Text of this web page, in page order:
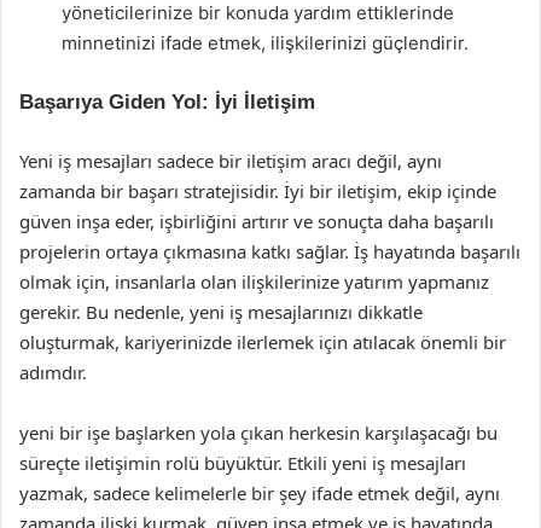
yöneticilerinize bir konuda yardım ettiklerinde
minnetinizi ifade etmek, ilişkilerinizi güçlendirir.
Başarıya Giden Yol: İyi İletişim
Yeni iş mesajları sadece bir iletişim aracı değil, aynı
zamanda bir başarı stratejisidir. İyi bir iletişim, ekip içinde
güven inşa eder, işbirliğini artırır ve sonuçta daha başarılı
projelerin ortaya çıkmasına katkı sağlar. İş hayatında başarılı
olmak için, insanlarla olan ilişkilerinize yatırım yapmanız
gerekir. Bu nedenle, yeni iş mesajlarınızı dikkatle
oluşturmak, kariyerinizde ilerlemek için atılacak önemli bir
adımdır.
yeni bir işe başlarken yola çıkan herkesin karşılaşacağı bu
süreçte iletişimin rolü büyüktür. Etkili yeni iş mesajları
yazmak, sadece kelimelerle bir şey ifade etmek değil, aynı
zamanda ilişki kurmak, güven inşa etmek ve iş hayatında